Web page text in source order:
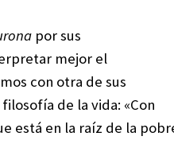
por sus
mejor el
con otra de sus
de la vida: «Con
está en la raíz de la